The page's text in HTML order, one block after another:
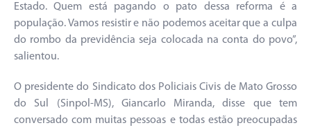
Estado. Quem está pagando o pato dessa reforma é a
população. Vamos resistir e não podemos aceitar que a culpa
do rombo da previdência seja colocada na conta do povo”,
salientou.
O presidente do Sindicato dos Policiais Civis de Mato Grosso
do Sul (Sinpol-MS), Giancarlo Miranda, disse que tem
conversado com muitas pessoas e todas estão preocupadas